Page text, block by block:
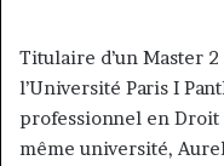
Titulaire d’un Master
l’Université Paris I
professionnel en Droit
même université,